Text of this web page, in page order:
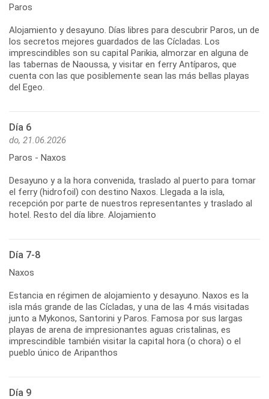
Paros
Alojamiento y desayuno. Días libres para descubrir Paros, un de
los secretos mejores guardados de las Cícladas. Los
imprescindibles son su capital Parikia, almorzar en alguna de
las tabernas de Naoussa, y visitar en ferry Antíparos, que
cuenta con las que posiblemente sean las más bellas playas
del Egeo.
Día 6
do, 21.06.2026
Paros - Naxos
Desayuno y a la hora convenida, traslado al puerto para tomar
el ferry (hidrofoil) con destino Naxos. Llegada a la isla,
recepción por parte de nuestros representantes y traslado al
hotel. Resto del día libre. Alojamiento
Día 7-8
Naxos
Estancia en régimen de alojamiento y desayuno. Naxos es la
isla más grande de las Cícladas, y una de las 4 más visitadas
junto a Mykonos, Santorini y Paros. Famosa por sus largas
playas de arena de impresionantes aguas cristalinas, es
imprescindible también visitar la capital hora (o chora) o el
pueblo único de Aripanthos
Día 9